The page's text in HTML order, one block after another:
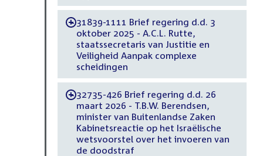
-31839-1111 Brief regering d.d. 3
oktober 2025 - A.C.L. Rutte,
staatssecretaris van Justitie en
Veiligheid Aanpak complexe
scheidingen
-32735-426 Brief regering d.d. 26
maart 2026 - T.B.W. Berendsen,
minister van Buitenlandse Zaken
Kabinetsreactie op het Israëlische
wetsvoorstel over het invoeren van
de doodstraf